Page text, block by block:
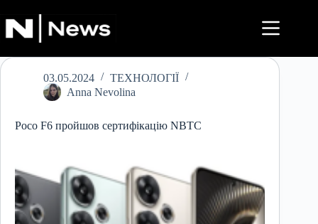
до
вмісту
03.05.2024
ТЕХНОЛОГІЇ
Anna Nevolina
Poco F6 пройшов сертифікацію NBTC